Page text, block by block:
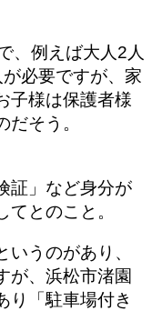
、例えば大人2人
必要ですが、家
子様は保護者様
そう。
証」など身分が
とのこと。
うのがあり、
が、浜松市渚園
り「駐車場付き